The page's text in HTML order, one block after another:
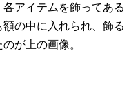
アイテムを飾ってある
の中に入れられ、飾る
が上の画像。